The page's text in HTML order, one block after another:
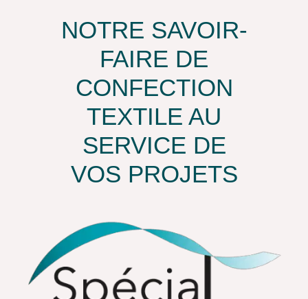
NOTRE SAVOIR-
FAIRE DE
CONFECTION
TEXTILE AU
SERVICE DE
VOS PROJETS